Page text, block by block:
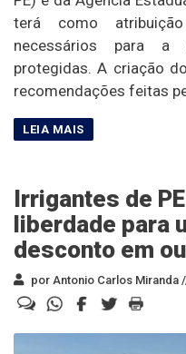
terá como
necessários para a
protegidas. A criação
recomendações feitas
Irrigantes de
liberdade para
desconto em
por Antonio Carlos Miranda